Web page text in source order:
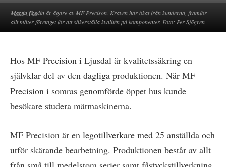
Martin Fredin är ägare av MF Precison. Kraven har ökat från kunderna, framför
allt mäter företaget för att säkerställa kvalitén på komponenter. Foto: Per Sjögren
2025-11-28
Hos MF Precision i Ljusdal är kvalitetssäkring en
självklar del av den dagliga produktionen. När MF
Precision i somras genomförde öppet hus kunde
besökare studera mätmaskinerna.
MF Precision är en legotillverkare med 25 anställda och
utför skärande bearbetning. Produktionen består av allt